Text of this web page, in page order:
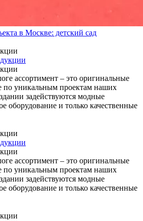
в Москве: детский сад
ассортимент – это оригинальные
по уникальным проектам наших
задействуются модные
оборудование и только качественные
ассортимент – это оригинальные
по уникальным проектам наших
задействуются модные
оборудование и только качественные